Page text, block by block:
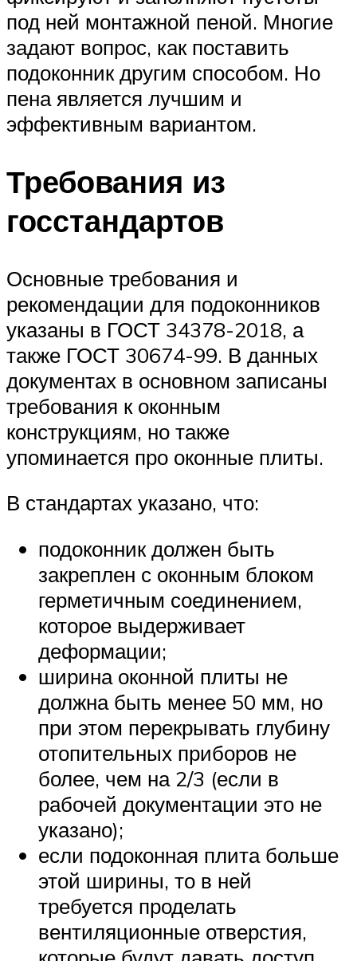
под ней монтажной пеной. Многие
задают вопрос, как поставить
подоконник другим способом. Но
пена является лучшим и
эффективным вариантом.
Требования из
госстандартов
Основные требования и
рекомендации для подоконников
указаны в ГОСТ 34378-2018, а
также ГОСТ 30674-99. В данных
документах в основном записаны
требования к оконным
конструкциям, но также
упоминается про оконные плиты.
В стандартах указано, что:
подоконник должен быть
закреплен с оконным блоком
герметичным соединением,
которое выдерживает
деформации;
ширина оконной плиты не
должна быть менее 50 мм, но
при этом перекрывать глубину
отопительных приборов не
более, чем на 2/3 (если в
рабочей документации это не
указано);
если подоконная плита больше
этой ширины, то в ней
требуется проделать
вентиляционные отверстия,